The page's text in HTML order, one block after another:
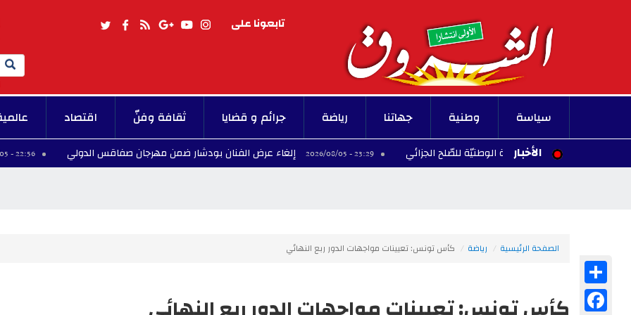
تابعونا على
Search
سياسة وطنية جهاتنا رياضة جرائم و قضايا ثقافة وفنّ اقتصاد
الأخبار
رئيس اللّجنة الوطنيّة للصّلح الجزائي 23:29 - 2026/08/05 إلغاء عرض الفنان بودشار ضمن مهرجان صفاقس الدولي 22:56 - 2026/08/05
الصفحة الرئيسية رياضة كأس تونس: تعيينات مواجهات الدور ربع النهائي
Facebook